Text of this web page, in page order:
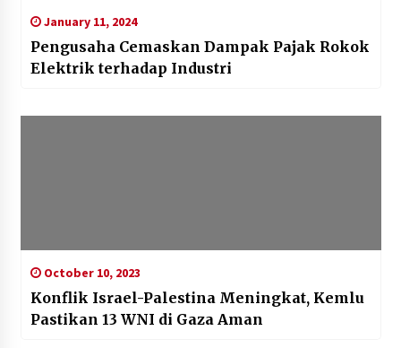
January 11, 2024
Pengusaha Cemaskan Dampak Pajak Rokok
Elektrik terhadap Industri
October 10, 2023
Konflik Israel-Palestina Meningkat, Kemlu
Pastikan 13 WNI di Gaza Aman